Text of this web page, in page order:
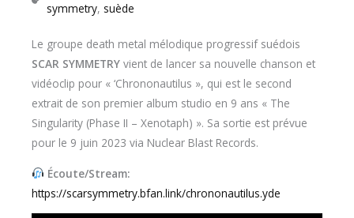
symmetry, suède
Le groupe death metal mélodique progressif suédois
SCAR SYMMETRY vient de lancer sa nouvelle chanson et
vidéoclip pour « ‘Chrononautilus », qui est le second
extrait de son premier album studio en 9 ans « The
Singularity (Phase II – Xenotaph) ». Sa sortie est prévue
pour le 9 juin 2023 via Nuclear Blast Records.
Écoute/Stream:
https://scarsymmetry.bfan.link/chrononautilus.yde